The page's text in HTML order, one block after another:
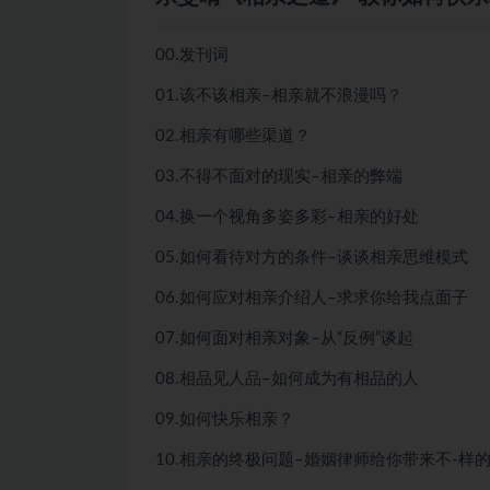
00.发刊词
01.该不该相亲–相亲就不浪漫吗？
02.相亲有哪些渠道？
03.不得不面对的现实–相亲的弊端
04.换一个视角多姿多彩–相亲的好处
05.如何看待对方的条件–谈谈相亲思维模式
06.如何应对相亲介绍人–求求你给我点面子
07.如何面对相亲对象–从“反例”谈起
08.相品见人品–如何成为有相品的人
09.如何快乐相亲？
10.相亲的终极问题–婚姻律师给你带来不-样